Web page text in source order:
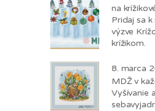
na
Pridaj sa
výzve
krížikom.
8. marca
MDŽ v
Vyšívanie